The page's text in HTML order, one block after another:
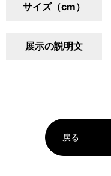
サイズ（cm）
展示の説明文
戻る